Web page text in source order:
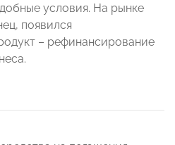
условия. На рынке
появился
– рефинансирование